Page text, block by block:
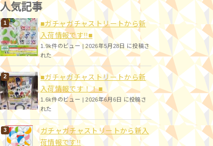
人気記事
■ガチャガチャストリートから新
入荷情報です!!■
1.9k件のビュー|2026年5月28日 に投稿さ
れた
■ガチャガチャストリートから新
入荷情報です！！■
1.6k件のビュー |2026年6月6日 に投稿さ
れた
ガチャガチャストリートから新入
荷情報です!!